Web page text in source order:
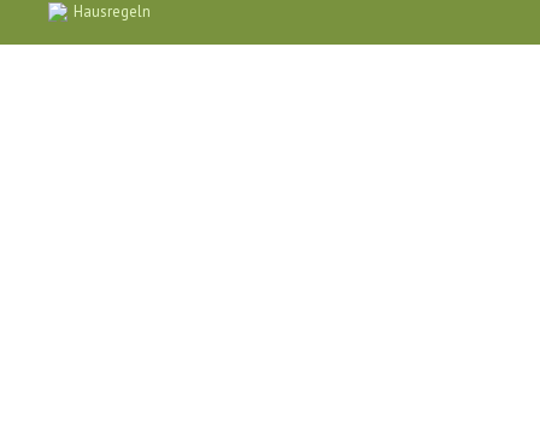
Hausregeln